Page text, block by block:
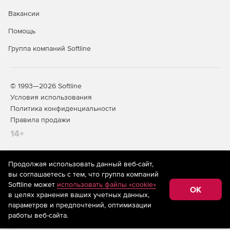
Взаимодействие с пациентами
имейл‑оповещения о предстоящих визитах,
личный кабинет пациента (опционально): доступ к
карте, истории приёмов, результатам обследований,
графику будущих посещений;
Безопасность и соответствие
нормам
разграничение прав доступа: настройка ролей
(администратор, врач, ассистент, регистратор) с
ограничением функций для каждого;
Вакансии
Помощь
Группа компаний Softline
© 1993—2026 Softline
Условия использования
Политика конфиденциальности
Правила продажи
14+
На информационном ресурсе store.softline.ru применяются
рекомендательные технологии(информационные технологии
предоставления информации на основе сбора,
систематизации и анализа сведений, относящихся к
предпочтениям пользователей сети «Интернет»,
находящихся на территории Российской Федерации)
Продолжая использовать данный веб-сайт,
вы соглашаетесь с тем, что группа компаний
Softline может использовать файлы «cookie»
в целях хранения ваших учетных данных,
параметров и предпочтений, оптимизации
работы веб-сайта.
OK